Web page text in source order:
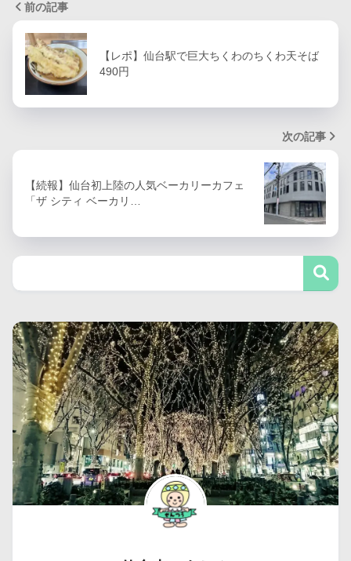
前の記事
【レポ】仙台駅で巨大ちくわのちくわ天そば
490円
次の記事
【続報】仙台初上陸の人気ベーカリーカフェ
「ザ シティ ベーカリ…